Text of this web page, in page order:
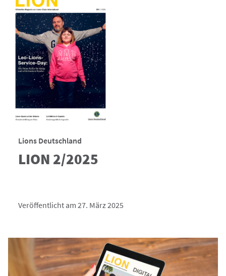
Lions Deutschland
LION 2/2025
Veröffentlicht am 27. März 2025